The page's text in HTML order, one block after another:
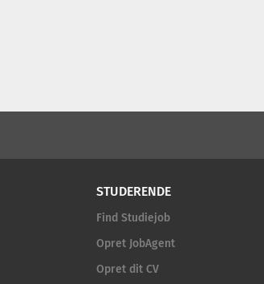
STUDERENDE
Find Studiejob
Opret JobAgent
Opret dit CV